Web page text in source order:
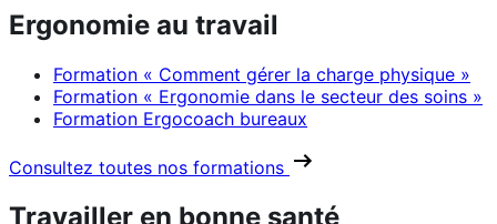
Ergonomie au travail
Formation « Comment gérer la charge physique »
Formation « Ergonomie dans le secteur des soins »
Formation Ergocoach bureaux
Consultez toutes nos formations
Travailler en bonne santé